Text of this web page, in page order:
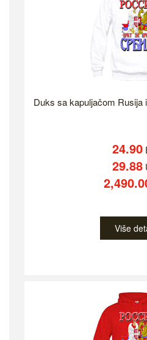
Duks sa kapuljačom Rusija
24.90
29.88
Više